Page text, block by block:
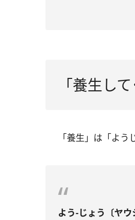
「養生し
「養生」は「よ
よう‐じょう〔ヤ